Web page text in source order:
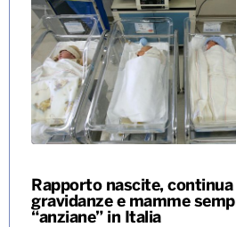
Rapporto nascite, continua
gravidanze e mamme
“anziane” in Italia